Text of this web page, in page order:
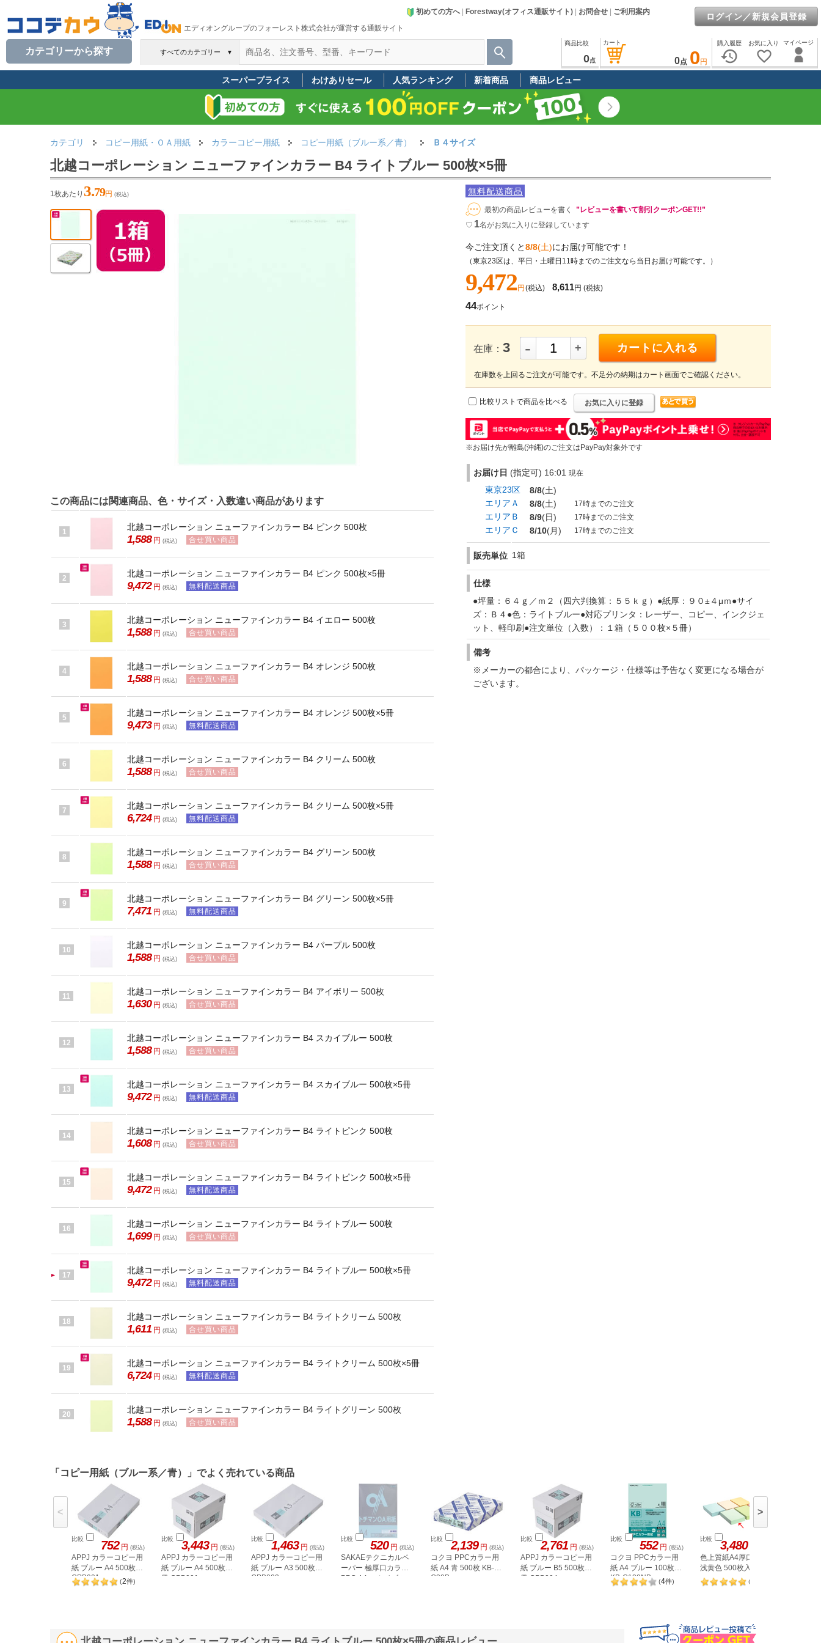
エディオングループのフォーレスト株式会社が運営する通販サイト
初めての方へ| Forestway(オフィス通販サイト) お問合せ ご利用案内 ログイン／新規会員登録
すべてのカテゴリー ▼
カテゴリーから探す
マイページ
お気に入り
favorite_border
購入履歴
history
カート
0点 0 円
商品比較
0点
スーパープライス わけありセール 人気ランキング 新着商品 商品レビュー
カテゴリ コピー用紙・ＯＡ用紙 カラーコピー用紙 コピー用紙（ブルー系／青） Ｂ４サイズ
北越コーポレーション ニューファインカラー B4 ライトブルー 500枚×5冊
無料配送商品
最初の商品レビューを書く
”レビューを書いて割引クーポンGET!!”
♡ 1名がお気に入りに登録しています
今ご注文頂くと8/8(土)にお届け可能です！
（東京23区は、平日・土曜日11時までのご注文なら当日お届け可能です。）
9,472円 (税込) 8,611円 (税抜)
44ポイント
在庫： 3 - + カートに入れる
在庫数を上回るご注文が可能です。不足分の納期はカート画面でご確認ください。
比較リストで商品を比べる お気に入りに登録
※お届け先が離島(沖縄)のご注文はPayPay対象外です
お届け日 (指定可) 16:01 現在
東京23区 8/8(土)
エリアＡ
8/8(土) 17時までのご注文
エリアＢ 8/9(日) 17時までのご注文
エリアＣ 8/10(月) 17時までのご注文
販売単位 1箱
仕様
●坪量：６４ｇ／ｍ２（四六判換算：５５ｋｇ）●紙厚：９０±４μｍ●サイ
ズ：Ｂ４●色：ライトブルー●対応プリンタ：レーザー、コピー、インクジェ
ット、軽印刷●注文単位（入数）：１箱（５００枚×５冊）
備考
※メーカーの都合により、パッケージ・仕様等は予告なく変更になる場合が
ございます。
1枚あたり 3.79円 (税込)
この商品には関連商品、色・サイズ・入数違い商品があります
1 北越コーポレーション ニューファインカラー B4 ピンク 500枚
1,588 円 (税込) 合せ買い商品
2 北越コーポレーション ニューファインカラー B4 ピンク 500枚×5冊
9,472 円 (税込) 無料配送商品
3 北越コーポレーション ニューファインカラー B4 イエロー 500枚
1,588 円 (税込) 合せ買い商品
4 北越コーポレーション ニューファインカラー B4 オレンジ 500枚
1,588 円 (税込) 合せ買い商品
5 北越コーポレーション ニューファインカラー B4 オレンジ 500枚×5冊
9,473 円 (税込) 無料配送商品
6 北越コーポレーション ニューファインカラー B4 クリーム 500枚
1,588 円 (税込) 合せ買い商品
7 北越コーポレーション ニューファインカラー B4 クリーム 500枚×5冊
6,724 円 (税込) 無料配送商品
8 北越コーポレーション ニューファインカラー B4 グリーン 500枚
1,588 円 (税込) 合せ買い商品
9 北越コーポレーション ニューファインカラー B4 グリーン 500枚×5冊
7,471 円 (税込) 無料配送商品
10 北越コーポレーション ニューファインカラー B4 パープル 500枚
1,588 円 (税込) 合せ買い商品
11 北越コーポレーション ニューファインカラー B4 アイボリー 500枚
1,630 円 (税込) 合せ買い商品
12 北越コーポレーション ニューファインカラー B4 スカイブルー 500枚
1,588 円 (税込) 合せ買い商品
13 北越コーポレーション ニューファインカラー B4 スカイブルー 500枚×5冊
9,472 円 (税込) 無料配送商品
14 北越コーポレーション ニューファインカラー B4 ライトピンク 500枚
1,608 円 (税込) 合せ買い商品
15 北越コーポレーション ニューファインカラー B4 ライトピンク 500枚×5冊
9,472 円 (税込) 無料配送商品
16 北越コーポレーション ニューファインカラー B4 ライトブルー 500枚
1,699 円 (税込) 合せ買い商品
17 北越コーポレーション ニューファインカラー B4 ライトブルー 500枚×5冊
9,472 円 (税込) 無料配送商品
18 北越コーポレーション ニューファインカラー B4 ライトクリーム 500枚
1,611 円 (税込) 合せ買い商品
19 北越コーポレーション ニューファインカラー B4 ライトクリーム 500枚×5冊
6,724 円 (税込) 無料配送商品
20 北越コーポレーション ニューファインカラー B4 ライトグリーン 500枚
1,588 円 (税込) 合せ買い商品
「コピー用紙（ブルー系／青）」でよく売れている商品
比較 752 円 (税込)
APPJ カラーコピー用
紙 ブルー A4 500枚
CPB001
(2件)
比較 3,443 円 (税込)
APPJ カラーコピー用
紙 ブルー A4 500枚×5
冊 CPB001
比較 1,463 円 (税込)
APPJ カラーコピー用
紙 ブルー A3 500枚
CPB002
比較 520 円 (税込)
SAKAEテクニカルペ
ーパー 極厚口カラー
PPC A4 スカイブルー
比較 2,139 円 (税込)
コクヨ PPCカラー用
紙 A4 青 500枚 KB-
C39B
比較 2,761 円 (税込)
APPJ カラーコピー用
紙 ブルー B5 500枚×5
冊 CPB004
比較 552 円 (税込)
コクヨ PPCカラー用
紙 A4 ブルー 100枚入
KB-C139NB
(4件)
比較 3,480
色上質紙A4厚口90kg
浅黄色 500枚入
(
< >